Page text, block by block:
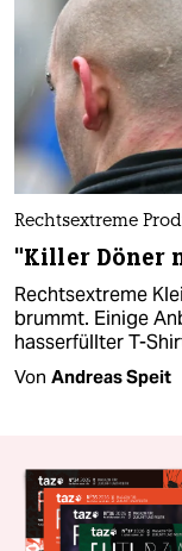
Rechtsextreme
"Killer Döner
Rechtsextreme
brummt. Einige
hasserfüllter T-
Von Andreas Speit